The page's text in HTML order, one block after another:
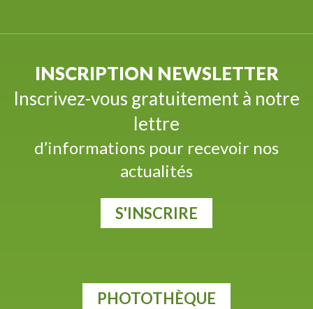
INSCRIPTION NEWSLETTER
Inscrivez-vous gratuitement à notre
lettre
d’informations pour recevoir nos
actualités
S'INSCRIRE
PHOTOTHÈQUE